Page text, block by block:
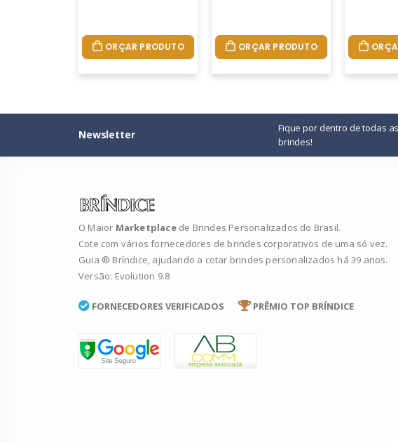
ORÇAR PRODUTO ORÇAR PRODUTO
Newsletter
Fique por dentro de todas
brindes!
O Maior Marketplace de Brindes Personalizados do Brasil.
Cote com vários fornecedores de brindes corporativos de uma só vez.
Guia ® Bríndice, ajudando a cotar brindes personalizados há 39 anos.
Versão: Evolution 9.8
FORNECEDORES VERIFICADOS PRÊMIO TOP BRÍNDICE